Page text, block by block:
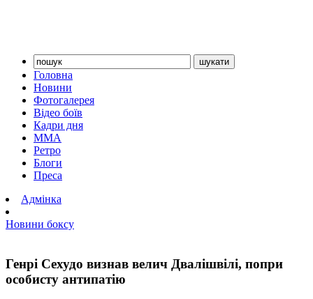
Головна
Новини
Фотогалерея
Відео боїв
Кадри дня
ММА
Ретро
Блоги
Преса
Адмінка
Новини боксу
Генрі Сехудо визнав велич Двалішвілі, попри
особисту антипатію